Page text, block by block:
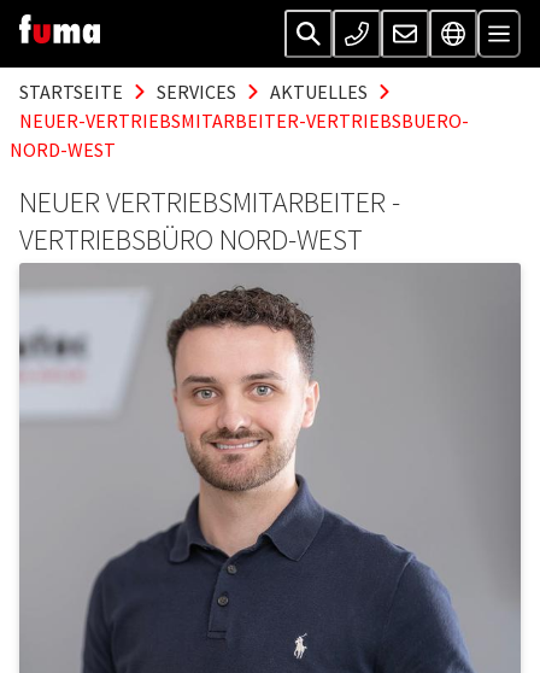
STARTSEITE SERVICES
AKTUELLES
NEUER-VERTRIEBSMITARBEITER-VERTRIEBSBUERO-
NORD-WEST
NEUER VERTRIEBSMITARBEITER -
VERTRIEBSBÜRO NORD-WEST